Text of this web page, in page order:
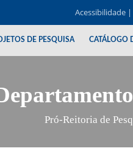
Acessibilidade |
DE PESQUISA CATÁLOGO
Pró-Reitoria de